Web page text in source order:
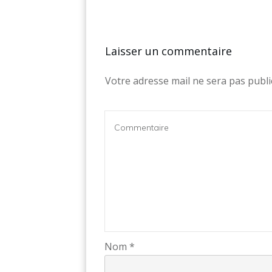
Laisser un commentaire
Votre adresse mail ne sera pas
Nom *